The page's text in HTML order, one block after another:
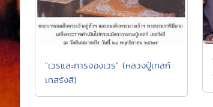
"เวรและการจองเวร" (หลวงปู่เทสก์
เทสรังสี)